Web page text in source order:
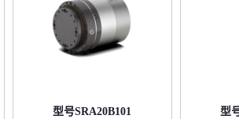
型号SRA20B101 型